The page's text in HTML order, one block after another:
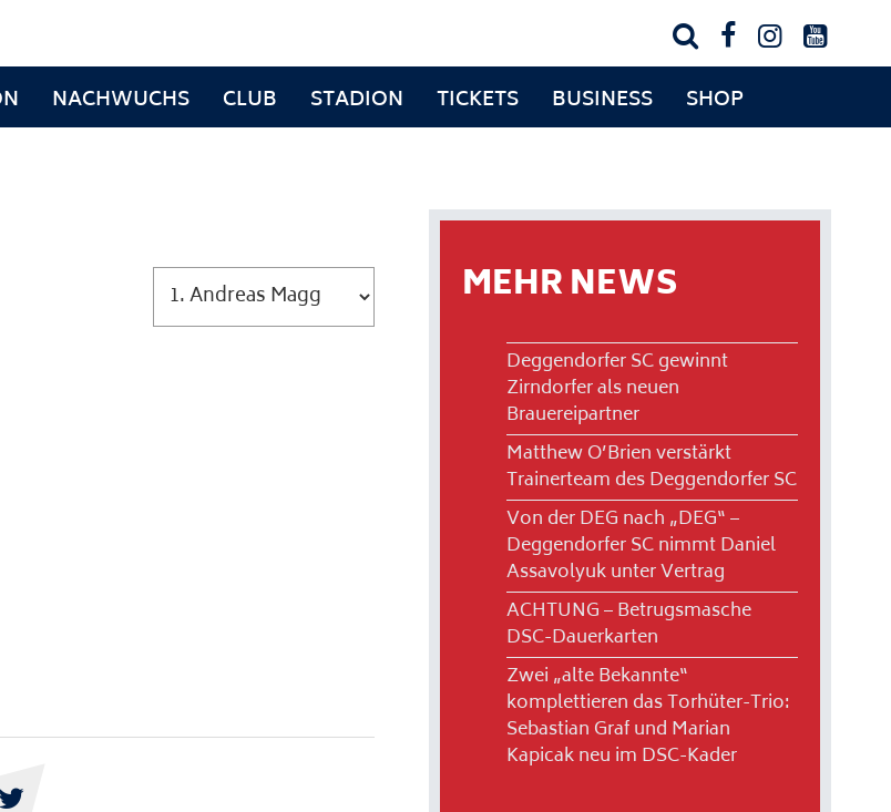
   
NACHWUCHS CLUB STADION TICKETS BUSINESS SHOP

MEHR NEWS
Deggendorfer SC gewinnt
Zirndorfer als neuen
Brauereipartner
Matthew O’Brien verstärkt
Trainerteam des Deggendorfer SC
Von der DEG nach „DEG“ –
Deggendorfer SC nimmt Daniel
Assavolyuk unter Vertrag
ACHTUNG – Betrugsmasche
DSC-Dauerkarten
Zwei „alte Bekannte“
komplettieren das Torhüter-Trio:
Sebastian Graf und Marian
Kapicak neu im DSC-Kader